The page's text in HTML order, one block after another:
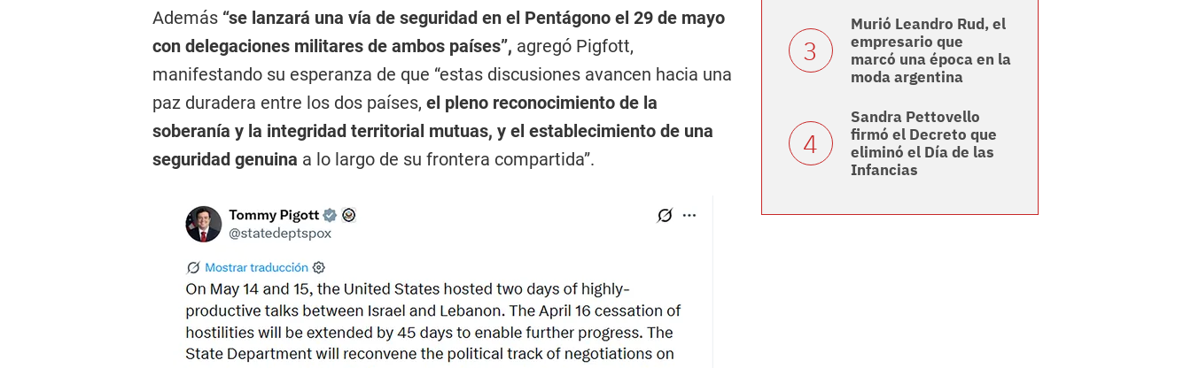
Además “se lanzará una vía de seguridad en el Pentágono el 29 de mayo
con delegaciones militares de ambos países”, agregó Pigfott,
manifestando su esperanza de que “estas discusiones avancen hacia una
paz duradera entre los dos países, el pleno reconocimiento de la
soberanía y la integridad territorial mutuas, y el establecimiento de una
seguridad genuina a lo largo de su frontera compartida”.
Murió Leandro Rud, el
empresario que
marcó una época en la
moda argentina
Sandra Pettovello
firmó el Decreto que
eliminó el Día de las
Infancias